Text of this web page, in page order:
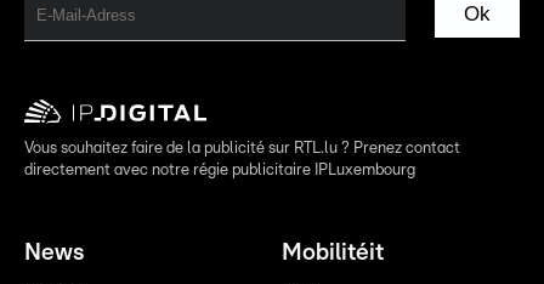
Ok
Vous souhaitez faire de la publicité sur RTL.lu ? Prenez contact
directement avec notre régie publicitaire IPLuxembourg
News Mobilitéit